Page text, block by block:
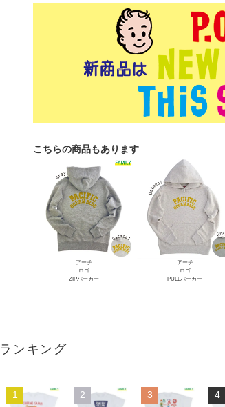
こちらの商品もあります
アーチ
ロゴ
ZIPパーカー
アーチ
ロゴ
PULLパーカー
ランキング
1 2 3 4